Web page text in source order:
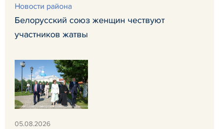
Новости района
Белорусский союз женщин чествуют
участников жатвы
05.08.2026